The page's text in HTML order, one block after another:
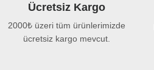
Ücretsiz Kargo
2000₺ üzeri tüm ürünlerimizde
ücretsiz kargo mevcut.